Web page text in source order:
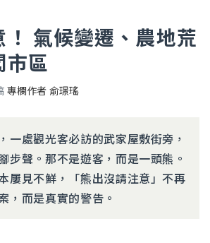
氣候變遷、農地荒
市區
專欄作者 俞璟瑤
一處觀光客必訪的武家屋敷街旁，
步聲。那不是遊客，而是一頭熊。
屢見不鮮，「熊出沒請注意」不再
，而是真實的警告。